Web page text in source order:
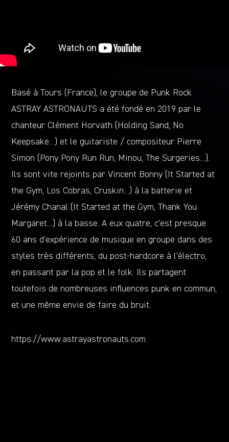
Basé à Tours (France), le groupe de Punk Rock
ASTRAY ASTRONAUTS a été fondé en 2019 par le
chanteur Clément Horvath (Holding Sand, No
Keepsake…) et le guitariste / compositeur Pierre
Simon (Pony Pony Run Run, Minou, The Surgeries…).
Ils sont vite rejoints par Vincent Bonny (It Started at
the Gym, Los Cobras, Cruskin…) à la batterie et
Jérémy Chanal (It Started at the Gym, Thank You
Margaret…) à la basse. A eux quatre, c’est presque
60 ans d’expérience de musique en groupe dans des
styles très différents, du post-hardcore à l’électro,
en passant par la pop et le folk. Ils partagent
toutefois de nombreuses influences punk en commun,
et une même envie de faire du bruit.
https://www.astrayastronauts.com